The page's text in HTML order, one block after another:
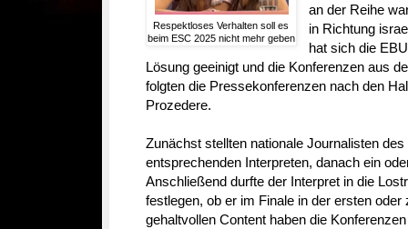
Respektloses Verhalten soll es
beim ESC 2025 nicht mehr geben
an der Reihe
in Richtung
hat sich die
Lösung geeinigt und die Konferenzen aus
folgten die Pressekonferenzen nach den
Prozedere.
Zunächst stellten nationale Journalisten
entsprechenden Interpreten, danach ein
Anschließend durfte der Interpret in die
festlegen, ob er im Finale in der ersten
gehaltvollen Content haben die